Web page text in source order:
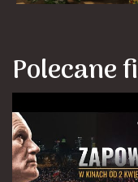
Polecane